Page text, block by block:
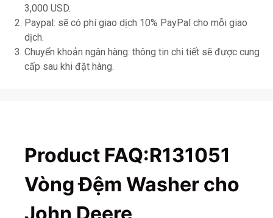
3,000 USD.
Paypal: sẽ có phí giao dịch 10% PayPal cho mỗi giao
dịch.
Chuyển khoản ngân hàng: thông tin chi tiết sẽ được cung
cấp sau khi đặt hàng.
Product FAQ:R131051
Vòng Đệm Washer cho